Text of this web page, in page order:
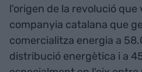
l'origen de la revolució que
companyia catalana que
comercialitza energia a
distribució energètica i a